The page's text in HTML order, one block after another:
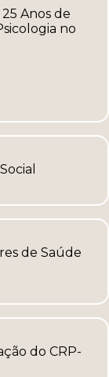
Anos de
no
Social
de Saúde
do CRP-